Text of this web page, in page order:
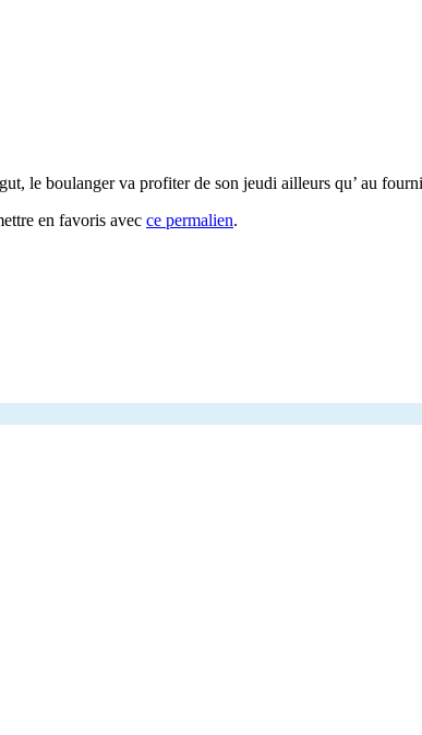
le boulanger va profiter de son jeudi ailleurs qu’ au
en favoris avec ce permalien.